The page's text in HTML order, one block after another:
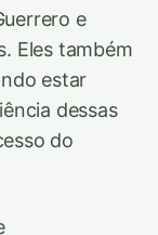
e
Eles também
estar
dessas
do